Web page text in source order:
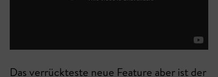
Das verrückteste neue Feature aber ist der